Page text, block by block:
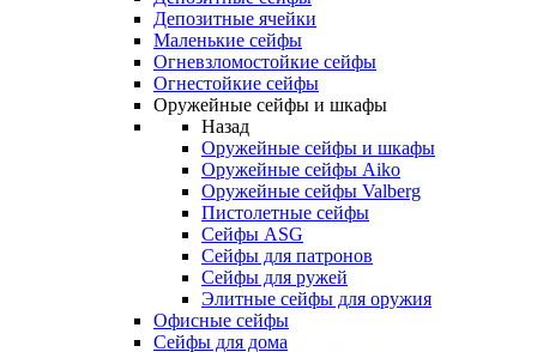
Депозитные ячейки
Маленькие сейфы
Огневзломостойкие сейфы
Огнестойкие сейфы
Оружейные сейфы и шкафы
Назад
Оружейные сейфы и шкафы
Оружейные сейфы Aiko
Оружейные сейфы Valberg
Пистолетные сейфы
Сейфы ASG
Сейфы для патронов
Сейфы для ружей
Элитные сейфы для оружия
Офисные сейфы
Сейфы для дома